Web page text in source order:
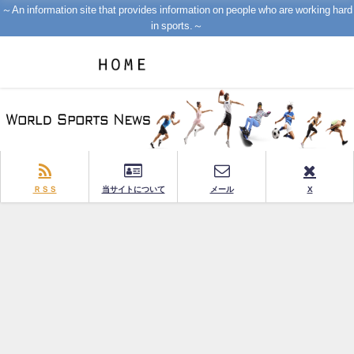
～An information site that provides information on people who are working hard
in sports.～
ＲＳＳ 当サイトについて メール X